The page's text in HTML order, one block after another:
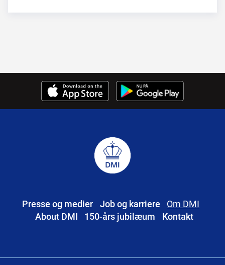
Presse og medier Job og karriere
Om DMI
About DMI
150-års jubilæum Kontakt